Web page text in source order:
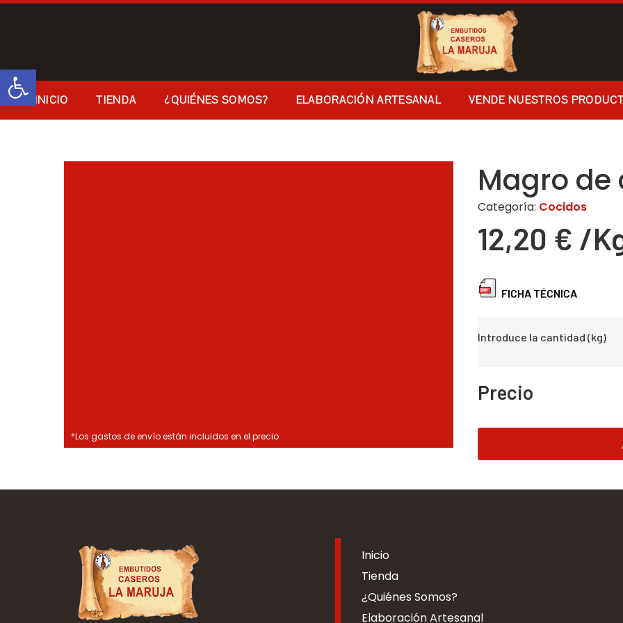
Abrir barra de herramientas
INICIO TIENDA ¿QUIÉNES SOMOS? ELABORACIÓN ARTESANAL VENDE NUESTROS
*Los gastos de envío están incluidos en el precio
Magro de
Categoría: Cocidos
12,20 € /
FICHA TÉCNICA
Introduce la cantidad (kg)
Precio
Inicio
Tienda
¿Quiénes Somos?
Elaboración Artesanal